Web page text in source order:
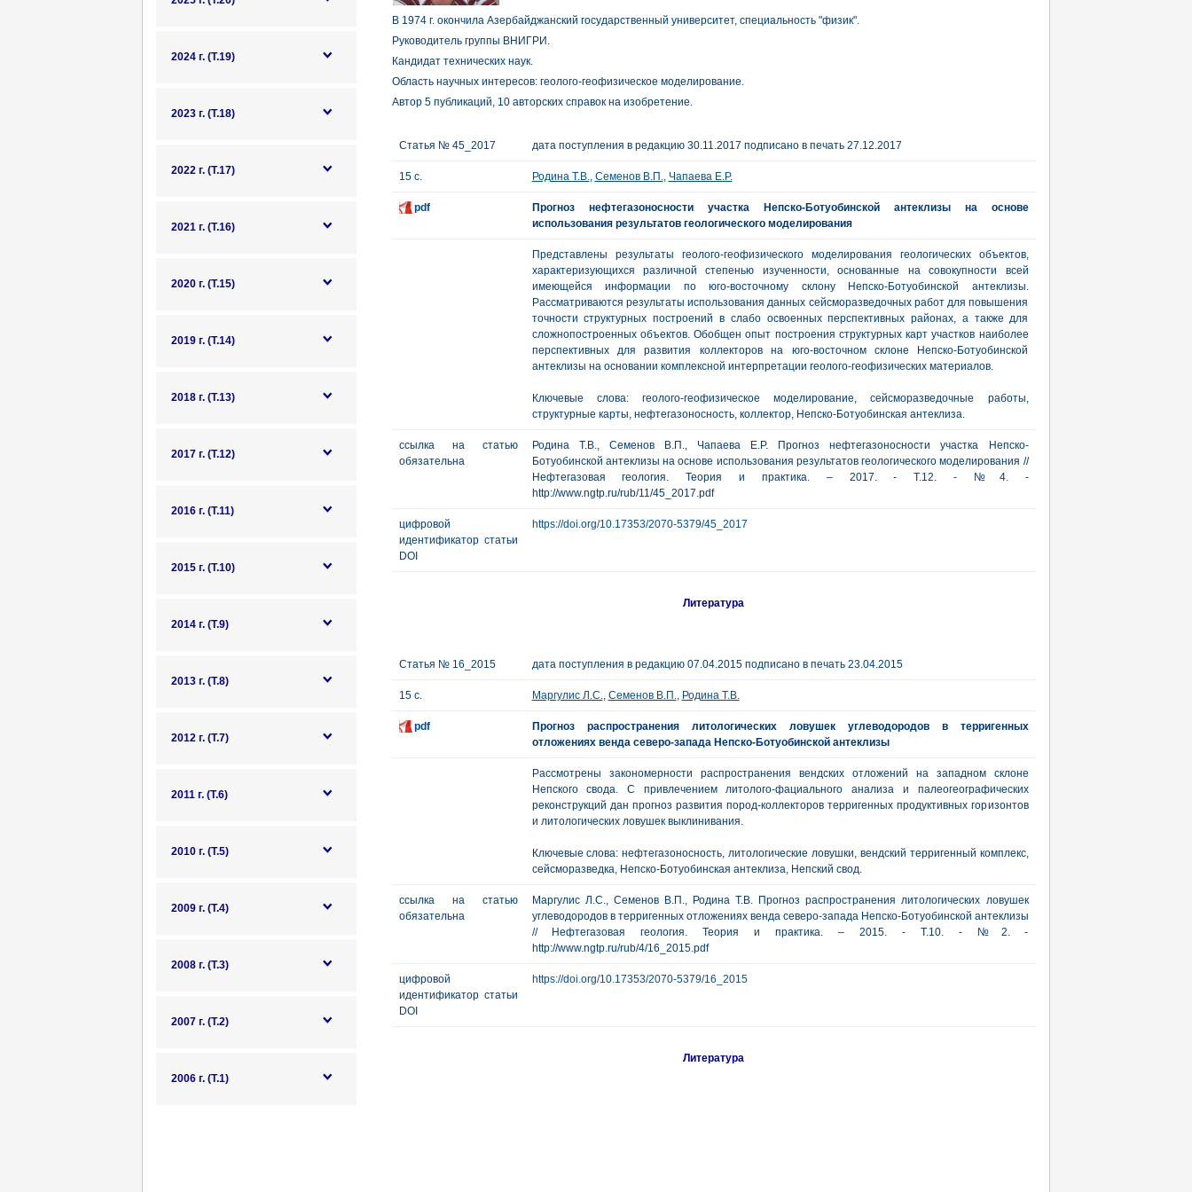
2024 г. (Т.19)
2023 г. (Т.18)
2022 г. (Т.17)
2021 г. (Т.16)
2020 г. (Т.15)
2019 г. (Т.14)
2018 г. (Т.13)
2017 г. (Т.12)
2016 г. (Т.11)
2015 г. (Т.10)
2014 г. (Т.9)
2013 г. (Т.8)
2012 г. (Т.7)
2011 г. (Т.6)
2010 г. (Т.5)
2009 г. (Т.4)
2008 г. (Т.3)
2007 г. (Т.2)
2006 г. (Т.1)
В 1974 г. окончила Азербайджанский государственный университет, специальность "физик".
Руководитель группы ВНИГРИ.
Кандидат технических наук.
Область научных интересов: геолого-геофизическое моделирование.
Автор 5 публикаций, 10 авторских справок на изобретение.
Статья № 45_2017 дата поступления в редакцию 30.11.2017 подписано в печать 27.12.2017
15 с. Родина Т.В., Семенов В.П., Чапаева Е.Р.
pdf
Прогноз нефтегазоносности участка Непско-Ботуобинской антеклизы на основе
использования результатов геологического моделирования
Представлены результаты геолого-геофизического моделирования геологических объектов,
характеризующихся различной степенью изученности, основанные на совокупности всей
имеющейся информации по юго-восточному склону Непско-Ботуобинской антеклизы.
Рассматриваются результаты использования данных сейсморазведочных работ для повышения
точности структурных построений в слабо освоенных перспективных районах, а также для
сложнопостроенных объектов. Обобщен опыт построения структурных карт участков наиболее
перспективных для развития коллекторов на юго-восточном склоне Непско-Ботуобинской
антеклизы на основании комплексной интерпретации геолого-геофизических материалов.
Ключевые слова: геолого-геофизическое моделирование, сейсморазведочные работы,
структурные карты, нефтегазоносность, коллектор, Непско-Ботуобинская антеклиза.
ссылка на статью
обязательна
Родина Т.В., Семенов В.П., Чапаева Е.Р. Прогноз нефтегазоносности участка Непско-
Ботуобинской антеклизы на основе использования результатов геологического моделирования //
Нефтегазовая геология. Теория и практика. – 2017. - Т.12. - №4. -
http://www.ngtp.ru/rub/11/45_2017.pdf
цифровой
идентификатор статьи
DOI
https://doi.org/10.17353/2070-5379/45_2017
Литература
Статья № 16_2015 дата поступления в редакцию 07.04.2015 подписано в печать 23.04.2015
15 с. Маргулис Л.С., Семенов В.П., Родина Т.В.
pdf
Прогноз распространения литологических ловушек углеводородов в терригенных
отложениях венда северо-запада Непско-Ботуобинской антеклизы
Рассмотрены закономерности распространения вендских отложений на западном склоне
Непского свода. С привлечением литолого-фациального анализа и палеогеографических
реконструкций дан прогноз развития пород-коллекторов терригенных продуктивных горизонтов
и литологических ловушек выклинивания.
Ключевые слова: нефтегазоносность, литологические ловушки, вендский терригенный комплекс,
сейсморазведка, Непско-Ботуобинская антеклиза, Непский свод.
ссылка на статью
обязательна
Маргулис Л.С., Семенов В.П., Родина Т.В. Прогноз распространения литологических ловушек
углеводородов в терригенных отложениях венда северо-запада Непско-Ботуобинской антеклизы
// Нефтегазовая геология. Теория и практика. – 2015. - Т.10. - №2. -
http://www.ngtp.ru/rub/4/16_2015.pdf
цифровой
идентификатор статьи
DOI
https://doi.org/10.17353/2070-5379/16_2015
Литература